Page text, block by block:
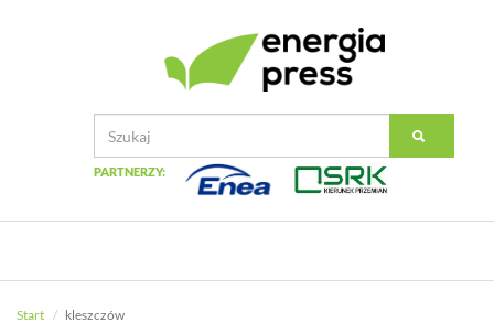
PARTNERZY:
Start kleszczów